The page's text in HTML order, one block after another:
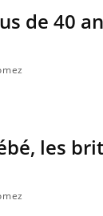
de 40
les
et chaleur